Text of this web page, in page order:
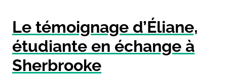
Le témoignage d’Éliane,
étudiante en échange à
Sherbrooke